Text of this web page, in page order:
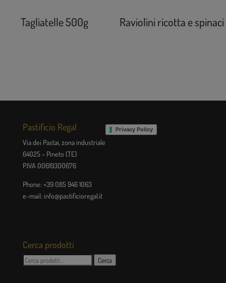
Tagliatelle 500g Raviolini ricotta e spinaci
Pastificio Regal
Via dei Pastai, zona industriale
64025 – Pineto (TE)
P.IVA 00619300676
Phone: +39 085 946 1063
e-mail: info@pastificioregal.it
Privacy Policy
Cerca prodotti
Cerca: Cerca